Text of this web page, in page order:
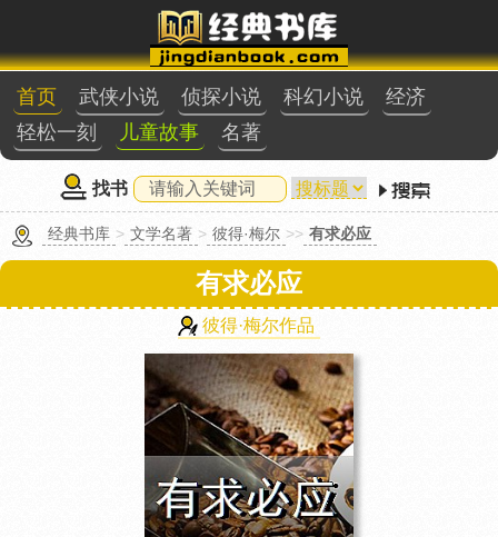
首页 武侠小说 侦探小说 科幻小说
经济
轻松一刻
儿童故事 名著
找书
经典书库 > 文学名著 > 彼得·梅尔 >> 有求必应
有求必应
彼得·梅尔作品